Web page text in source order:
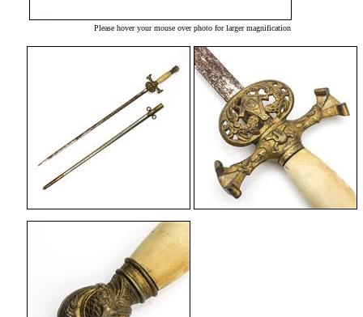
Please hover your mouse over photo for larger magnification